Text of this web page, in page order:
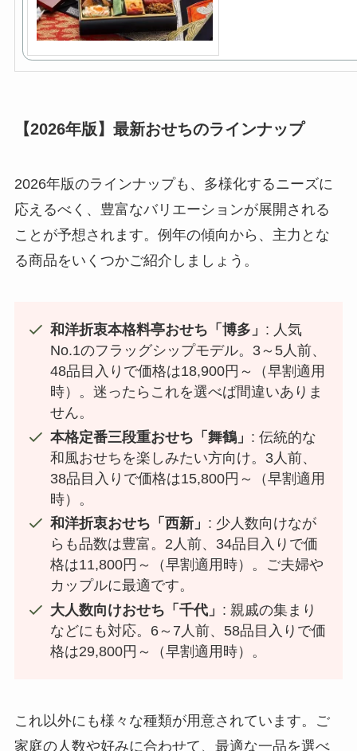
【2026年版】最新おせちのラインナップ
2026年版のラインナップも、多様化するニーズに
応えるべく、豊富なバリエーションが展開される
ことが予想されます。例年の傾向から、主力とな
る商品をいくつかご紹介しましょう。
和洋折衷本格料亭おせち「博多」 : 人気
No.1のフラッグシップモデル。3～5人前、
48品目入りで価格は18,900円～（早割適用
時）。迷ったらこれを選べば間違いありま
せん。
本格定番三段重おせち「舞鶴」 : 伝統的な
和風おせちを楽しみたい方向け。3人前、
38品目入りで価格は15,800円～（早割適用
時）。
和洋折衷おせち「西新」 : 少人数向けなが
らも品数は豊富。2人前、34品目入りで価
格は11,800円～（早割適用時）。ご夫婦や
カップルに最適です。
大人数向けおせち「千代」 : 親戚の集まり
などにも対応。6～7人前、58品目入りで価
格は29,800円～（早割適用時）。
これ以外にも様々な種類が用意されています。ご
家庭の人数や好みに合わせて、最適な一品を選べ